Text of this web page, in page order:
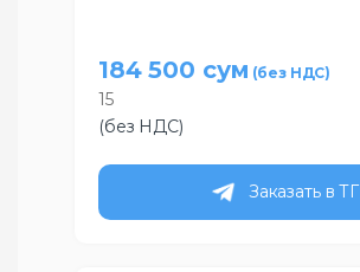
184 500 сум
15
(без НДС)
Заказать в ТГ